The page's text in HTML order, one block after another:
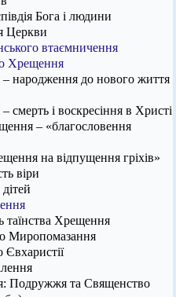
Бога і людини
Церкви
втаємничення
Хрещення
народження до нового життя
смерть і воскресіння в Христі
– «благословення
на відпущення гріхів»
віри
таїнства Хрещення
Миропомазання
Євхаристії
Подружжя та Священство